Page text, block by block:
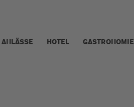
ANLÄSSE HOTEL GASTRONOMIE